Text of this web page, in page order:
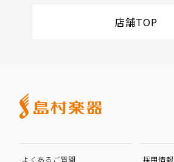
店舗TOP
よくあるご質問 採用情報